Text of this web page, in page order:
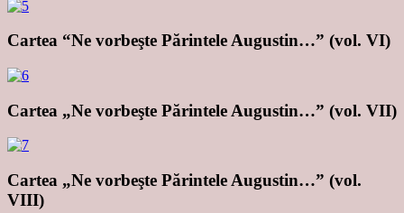
Cartea “Ne vorbeşte Părintele Augustin…” (vol. VI)
Cartea „Ne vorbeşte Părintele Augustin…” (vol. VII)
Cartea „Ne vorbeşte Părintele Augustin…” (vol.
VIII)